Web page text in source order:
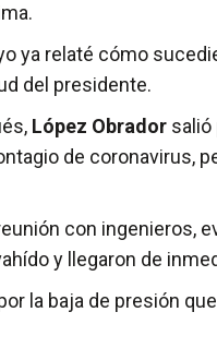
ya relaté cómo
del presidente.
López Obrador salió
de coronavirus,
con ingenieros,
y llegaron de
la baja de presión